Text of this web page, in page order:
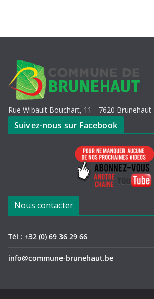
Rue Wibault Bouchart, 11 - 7620 Brunehaut
Suivez-nous sur Facebook
Nous contacter
Tél : +32 (0) 69 36 29 66
info@commune-brunehaut.be